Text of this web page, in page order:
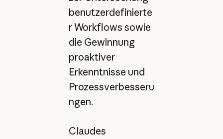
benutzerdefinierte
r Workflows sowie
die Gewinnung
proaktiver
Erkenntnisse und
Prozessverbesseru
ngen.
Claudes